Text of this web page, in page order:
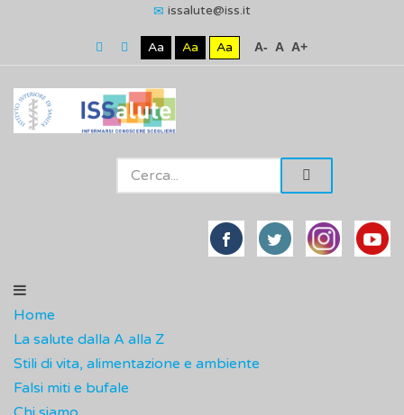
issalute@iss.it
Aa Aa Aa A- A A+
Home
La salute dalla A alla Z
Stili di vita, alimentazione e ambiente
Falsi miti e bufale